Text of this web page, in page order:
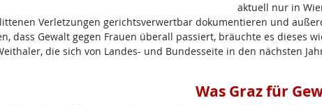
aktuell nur in
Verletzungen gerichtsverwertbar dokumentieren und
dass Gewalt gegen Frauen überall passiert, bräuchte es
die sich von Landes- und Bundesseite in den nächsten
Was Graz für